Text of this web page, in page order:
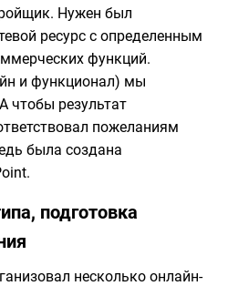
Нужен был
ресурс с определенным
функций.
и функционал) мы
чтобы результат
пожеланиям
была создана
подготовка
несколько онлайн-